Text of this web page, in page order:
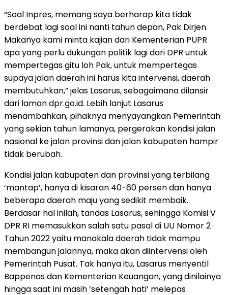
“Soal Inpres, memang saya berharap kita tidak
berdebat lagi soal ini nanti tahun depan, Pak Dirjen.
Makanya kami minta kajian dari Kementerian PUPR
apa yang perlu dukungan politik lagi dari DPR untuk
mempertegas gitu loh Pak, untuk mempertegas
supaya jalan daerah ini harus kita intervensi, daerah
membutuhkan,” jelas Lasarus, sebagaimana dilansir
dari laman dpr.go.id. Lebih lanjut Lasarus
menambahkan, pihaknya menyayangkan Pemerintah
yang sekian tahun lamanya, pergerakan kondisi jalan
nasional ke jalan provinsi dan jalan kabupaten hampir
tidak berubah.
Kondisi jalan kabupaten dan provinsi yang terbilang
‘mantap’, hanya di kisaran 40-60 persen dan hanya
beberapa daerah maju yang sedikit membaik.
Berdasar hal inilah, tandas Lasarus, sehingga Komisi V
DPR RI memasukkan salah satu pasal di UU Nomor 2
Tahun 2022 yaitu manakala daerah tidak mampu
membangun jalannya, maka akan diintervensi oleh
Pemerintah Pusat. Tak hanya itu, Lasarus menyentil
Bappenas dan Kementerian Keuangan, yang dinilainya
hingga saat ini masih ‘setengah hati’ melepas